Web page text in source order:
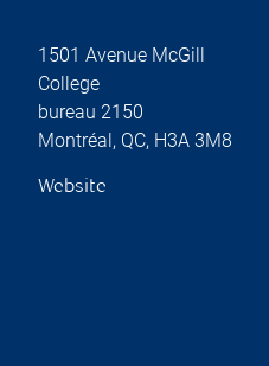
1501 Avenue McGill
College
bureau 2150
Montréal, QC, H3A 3M8
Website